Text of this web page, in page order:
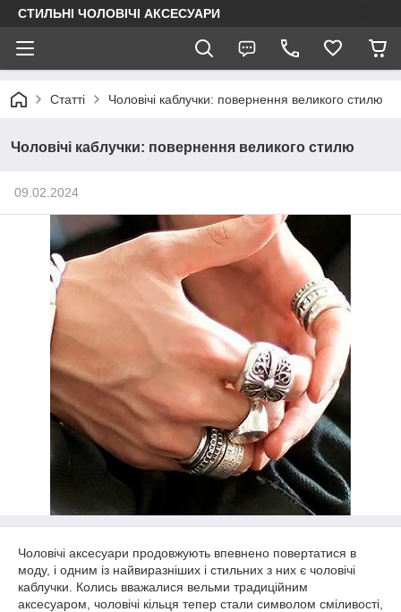
СТИЛЬНІ ЧОЛОВІЧІ АКСЕСУАРИ
Статті Чоловічі каблучки: повернення великого стилю
Чоловічі каблучки: повернення великого стилю
09.02.2024
Чоловічі аксесуари продовжують впевнено повертатися в
моду, і одним із найвиразніших і стильних з них є чоловічі
каблучки. Колись вважалися вельми традиційним
аксесуаром, чоловічі кільця тепер стали символом сміливості,